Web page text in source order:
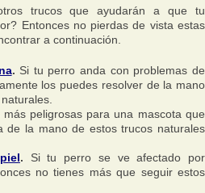
trucos que ayudarán a que tu
Entonces no pierdas de vista estas
a continuación.
. Si tu perro anda con problemas de
los puedes resolver de la mano
más peligrosas para una mascota que
de la mano de estos trucos naturales
. Si tu perro se ve afectado por
no tienes más que seguir estos